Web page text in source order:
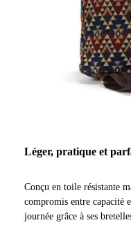
Léger, pratique et
Conçu en toile résistante
compromis entre capacité
journée grâce à ses